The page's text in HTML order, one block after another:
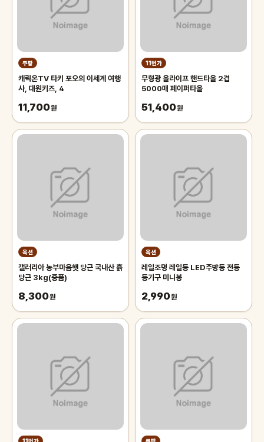
쿠팡
캐릭온TV 타키 포오의 이세계 여행
사, 대원키즈, 4
11,700원
11번가
무형광 올라이프 핸드타올 2겹
5000매 페이퍼타올
51,400원
옥션
갤러리아 농부마음햇 당근 국내산 흙
당근 3kg(중품)
8,300원
옥션
레일조명 레일등 LED주방등 전등
등기구 미니봉
2,990원